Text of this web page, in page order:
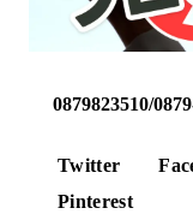
0879823510/
Twitter
Pinterest